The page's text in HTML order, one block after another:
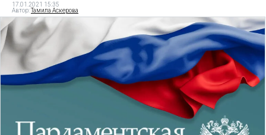
17.01.2021 15:35
Автор:Тамила Аскерова